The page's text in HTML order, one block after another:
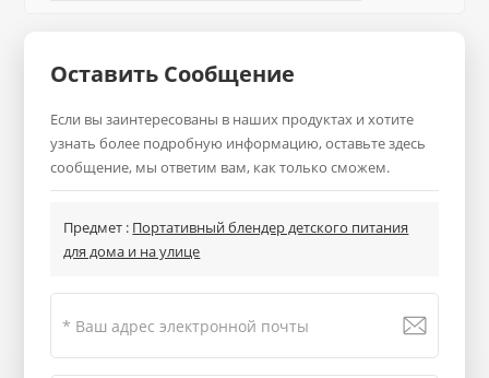
Оставить Сообщение
Если вы заинтересованы в наших продуктах и хотите
узнать более подробную информацию, оставьте здесь
сообщение, мы ответим вам, как только сможем.
Предмет : Портативный блендер детского питания
для дома и на улице